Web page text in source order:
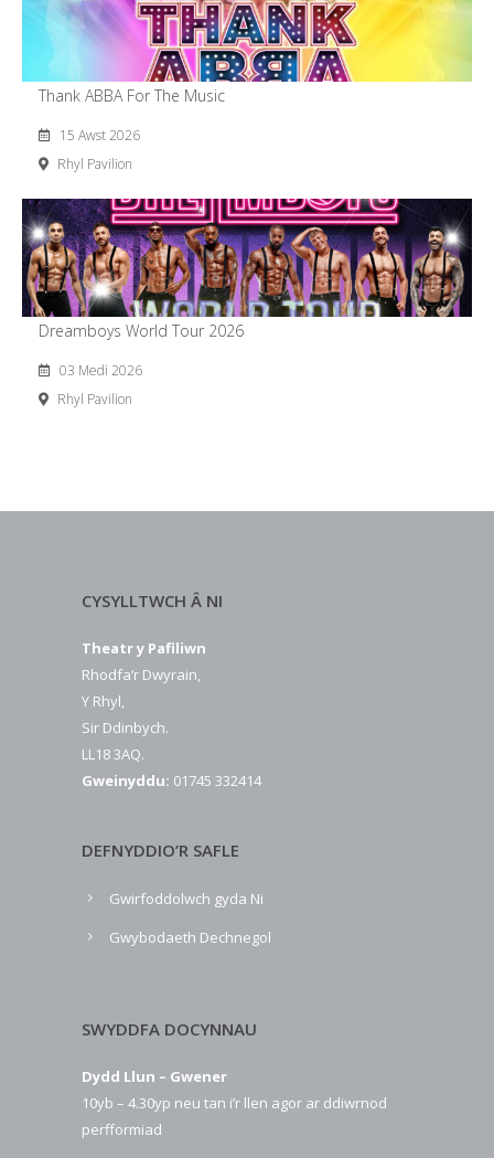
Thank ABBA For The Music
15 Awst 2026
Rhyl Pavilion
Dreamboys World Tour 2026
03 Medi 2026
Rhyl Pavilion
CYSYLLTWCH Â NI
Theatr y Pafiliwn
Rhodfa’r Dwyrain,
Y Rhyl,
Sir Ddinbych.
LL18 3AQ.
Gweinyddu: 01745 332414
DEFNYDDIO’R SAFLE
Gwirfoddolwch gyda Ni
Gwybodaeth Dechnegol
SWYDDFA DOCYNNAU
Dydd Llun – Gwener
10yb – 4.30yp neu tan i’r llen agor ar ddiwrnod
perfformiad